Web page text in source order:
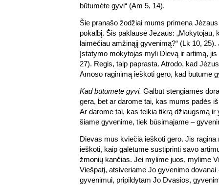
būtumėte gyvi“ (Am 5, 14).
Šie pranašo žodžiai mums primena
pokalbį. Šis paklausė Jėzaus: „Mokytojau,
laimėčiau amžinąjį gyvenimą?“ (Lk 10,
Įstatymo mokytojas myli Dievą ir artimą,
27). Regis, taip paprasta. Atrodo, kad
Amoso raginimą ieškoti gero, kad būtume
Kad būtumėte gyvi. Galbūt stengiamės
gera, bet ar darome tai, kas mums padės
Ar darome tai, kas teikia tikrą džiaugsmą ir
šiame gyvenime, tiek būsimajame –
Dievas mus kviečia ieškoti gero. Jis ragina
ieškoti, kaip galėtume sustiprinti savo
žmonių kančias. Jei mylime juos, mylime
Viešpatį, atsiveriame Jo gyvenimo dovanai
gyvenimui, pripildytam Jo Dvasios,